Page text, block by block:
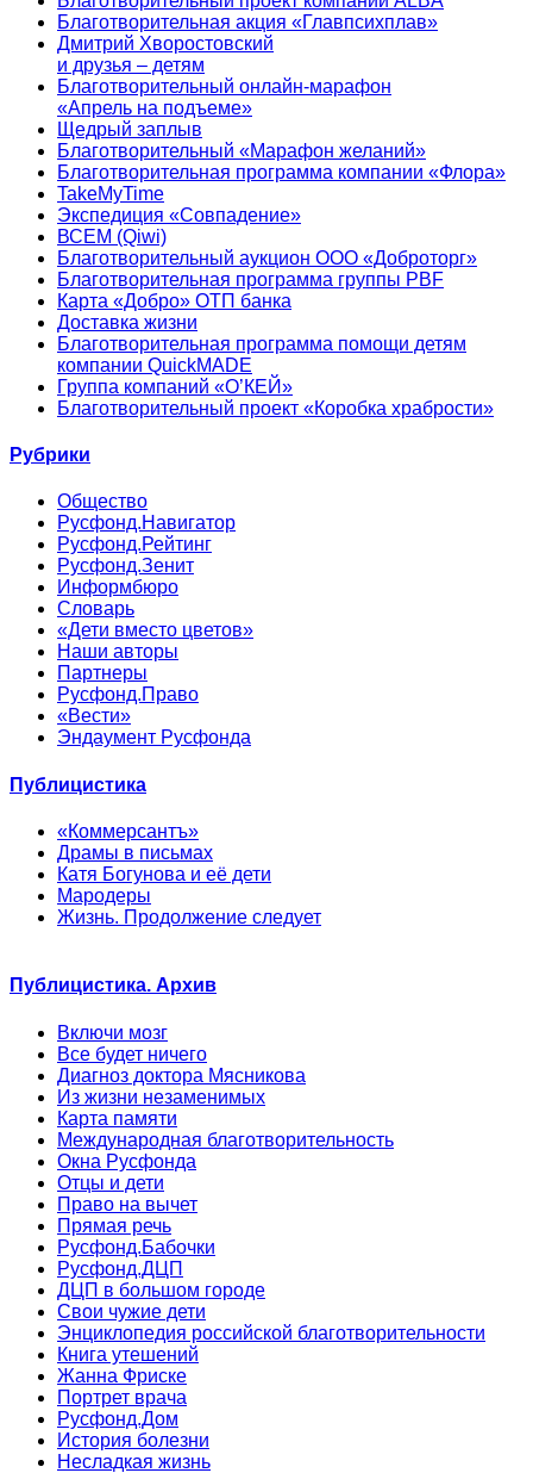
Благотворительная акция «Главпсихплав»
Дмитрий Хворостовский
и друзья – детям
Благотворительный онлайн‑марафон
«Апрель на подъеме»
Щедрый заплыв
Благотворительный «Марафон желаний»
Благотворительная программа компании «Флора»
TakeMyTime
Экспедиция «Совпадение»
ВСЕМ (Qiwi)
Благотворительный аукцион ООО «Доброторг»
Благотворительная программа группы PBF
Карта «Добро» ОТП банка
Доставка жизни
Благотворительная программа помощи детям
компании QuickMADE
Группа компаний «О’КЕЙ»
Благотворительный проект «Коробка храбрости»
Рубрики
Общество
Русфонд.Навигатор
Русфонд.Рейтинг
Русфонд.Зенит
Информбюро
Словарь
«Дети вместо цветов»
Наши авторы
Партнеры
Русфонд.Право
«Вести»
Эндаумент Русфонда
Публицистика
«Коммерсантъ»
Драмы в письмах
Катя Богунова и её дети
Мародеры
Жизнь. Продолжение следует
Публицистика. Архив
Включи мозг
Все будет ничего
Диагноз доктора Мясникова
Из жизни незаменимых
Карта памяти
Международная благотворительность
Окна Русфонда
Отцы и дети
Право на вычет
Прямая речь
Русфонд.Бабочки
Русфонд.ДЦП
ДЦП в большом городе
Свои чужие дети
Энциклопедия российской благотворительности
Книга утешений
Жанна Фриске
Портрет врача
Русфонд.Дом
История болезни
Несладкая жизнь